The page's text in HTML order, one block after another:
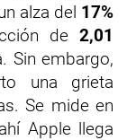
alza del 17%
de 2,01
Sin embargo,
una grieta
Se mide en
Apple llega